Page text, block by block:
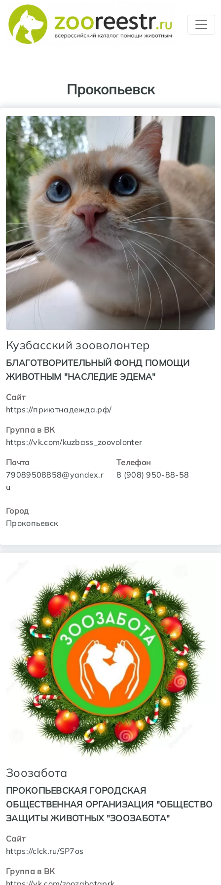
Прокопьевск
Кузбасский зооволонтер
БЛАГОТВОРИТЕЛЬНЫЙ ФОНД ПОМОЩИ
ЖИВОТНЫМ "НАСЛЕДИЕ ЭДЕМА"
Сайт
https://приютнадежда.рф/
Группа в ВК
https://vk.com/kuzbass_zoovolonter
Почта
79089508858@yandex.r
u
Телефон
8 (908) 950-88-58
Город
Прокопьевск
Зоозабота
ПРОКОПЬЕВСКАЯ ГОРОДСКАЯ
ОБЩЕСТВЕННАЯ ОРГАНИЗАЦИЯ "ОБЩЕСТВО
ЗАЩИТЫ ЖИВОТНЫХ "ЗООЗАБОТА"
Сайт
https://clck.ru/SP7os
Группа в ВК